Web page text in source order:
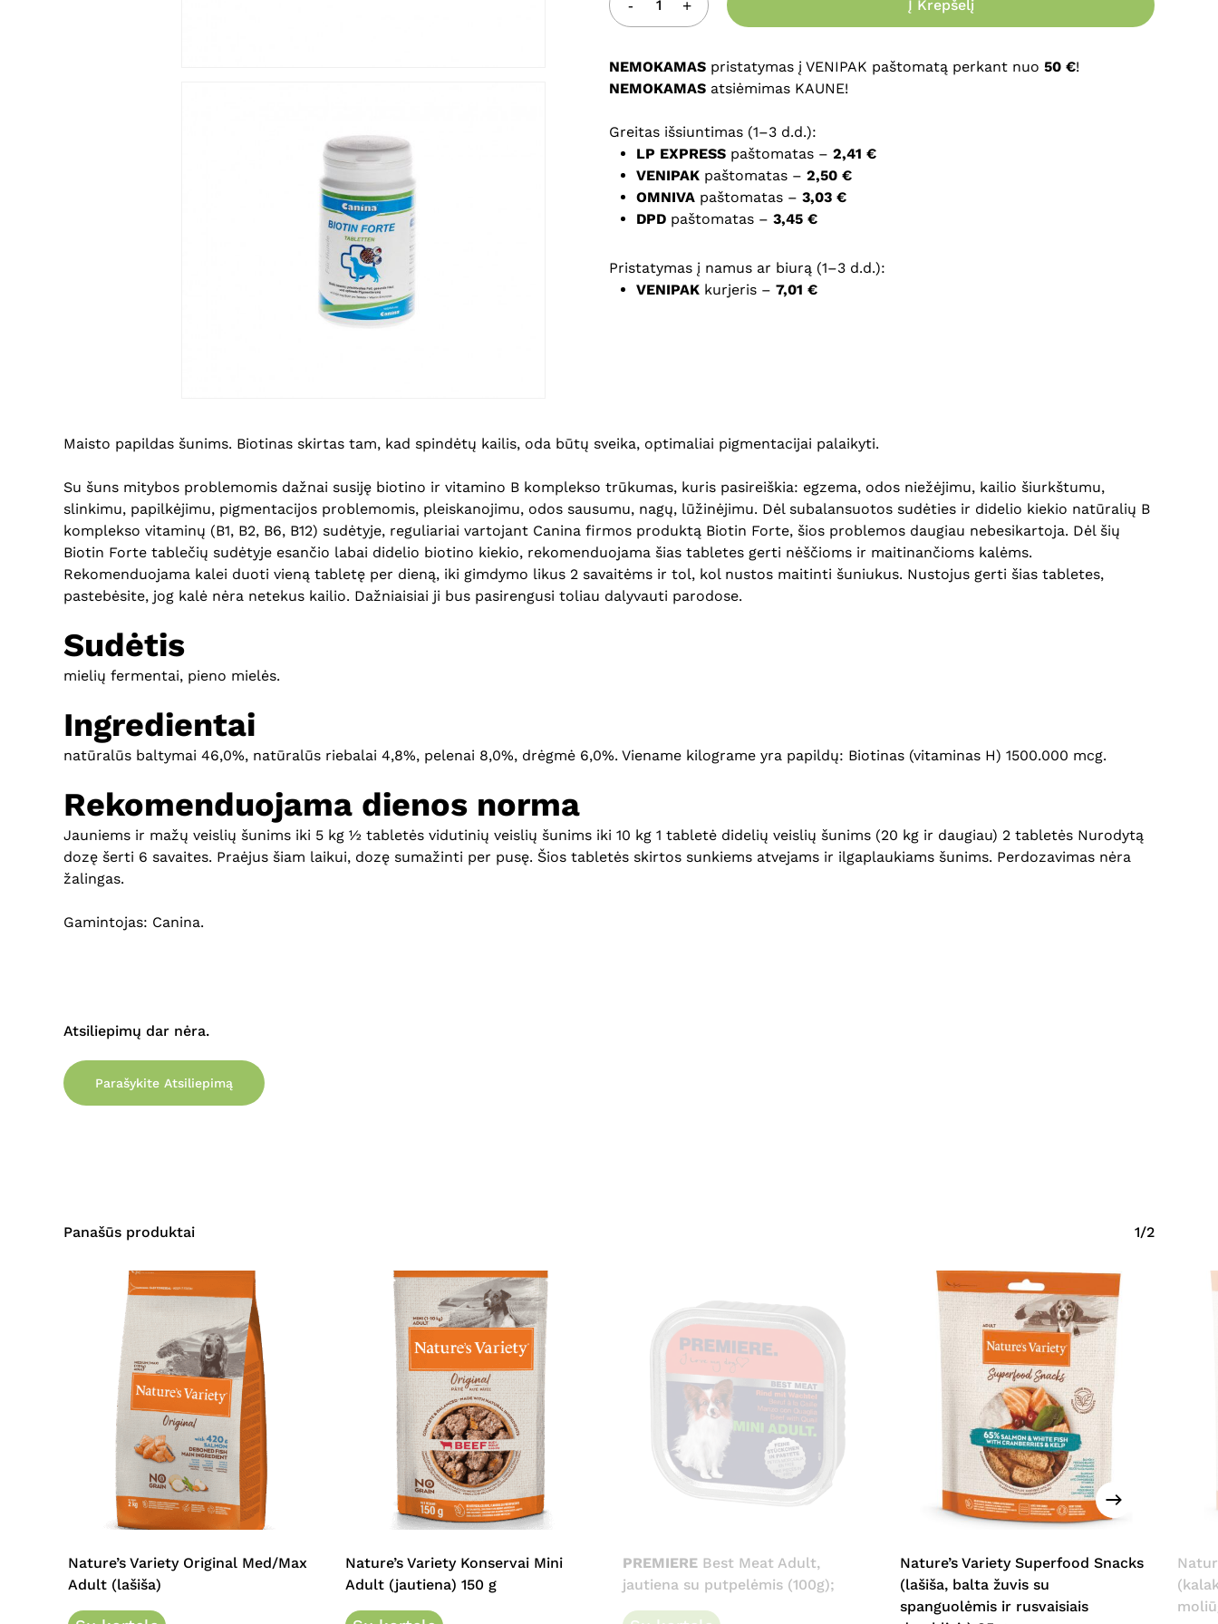
Į Krepšelį
NEMOKAMAS pristatymas į VENIPAK paštomatą perkant nuo 50 €!
NEMOKAMAS atsiėmimas KAUNE!
Greitas išsiuntimas (1–3 d.d.):
LP EXPRESS paštomatas – 2,41 €
VENIPAK paštomatas – 2,50 €
OMNIVA paštomatas – 3,03 €
DPD paštomatas – 3,45 €
Pristatymas į namus ar biurą (1–3 d.d.):
VENIPAK kurjeris – 7,01 €
Maisto papildas šunims. Biotinas skirtas tam, kad spindėtų kailis, oda būtų sveika, optimaliai pigmentacijai palaikyti.
Su šuns mitybos problemomis dažnai susiję biotino ir vitamino B komplekso trūkumas, kuris pasireiškia: egzema, odos niežėjimu, kailio šiurkštumu,
slinkimu, papilkėjimu, pigmentacijos problemomis, pleiskanojimu, odos sausumu, nagų, lūžinėjimu. Dėl subalansuotos sudėties ir didelio kiekio natūralių B
komplekso vitaminų (B1, B2, B6, B12) sudėtyje, reguliariai vartojant Canina firmos produktą Biotin Forte, šios problemos daugiau nebesikartoja. Dėl šių
Biotin Forte tablečių sudėtyje esančio labai didelio biotino kiekio, rekomenduojama šias tabletes gerti nėščioms ir maitinančioms kalėms.
Rekomenduojama kalei duoti vieną tabletę per dieną, iki gimdymo likus 2 savaitėms ir tol, kol nustos maitinti šuniukus. Nustojus gerti šias tabletes,
pastebėsite, jog kalė nėra netekus kailio. Dažniaisiai ji bus pasirengusi toliau dalyvauti parodose.
Sudėtis
mielių fermentai, pieno mielės.
Ingredientai
natūralūs baltymai 46,0%, natūralūs riebalai 4,8%, pelenai 8,0%, drėgmė 6,0%. Viename kilograme yra papildų: Biotinas (vitaminas H) 1500.000 mcg.
Rekomenduojama dienos norma
Jauniems ir mažų veislių šunims iki 5 kg ½ tabletės vidutinių veislių šunims iki 10 kg 1 tabletė didelių veislių šunims (20 kg ir daugiau) 2 tabletės Nurodytą
dozę šerti 6 savaites. Praėjus šiam laikui, dozę sumažinti per pusę. Šios tabletės skirtos sunkiems atvejams ir ilgaplaukiams šunims. Perdozavimas nėra
žalingas.
Gamintojas: Canina.
Atsiliepimų dar nėra.
Parašykite Atsiliepimą
Panašūs produktai 1/2
product
multiple
variants.
Nature’s Variety Original Med/Max
Adult (lašiša)
Nature’s Variety Konservai Mini
Adult (jautiena) 150 g
PREMIERE Best Meat Adult,
jautiena su putpelėmis (100g);
Nature’s Variety Superfood Snacks
(lašiša, balta žuvis su
spanguolėmis ir rusvaisiais
Noriu savo interneto naršyklėje išsaugoti vardą, el. pašto adresą ir interneto
komentarą.